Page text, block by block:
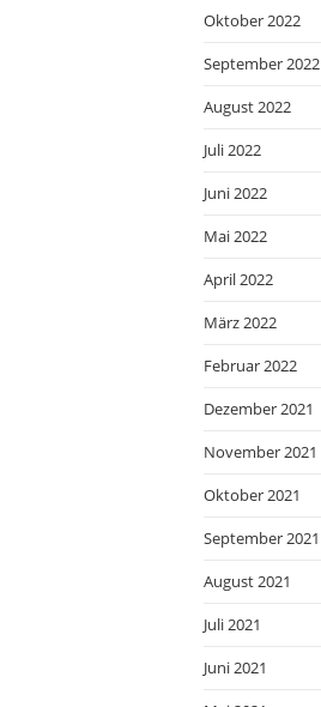
Oktober 2022
September 2022
August 2022
Juli 2022
Juni 2022
Mai 2022
April 2022
März 2022
Februar 2022
Dezember 2021
November 2021
Oktober 2021
September 2021
August 2021
Juli 2021
Juni 2021